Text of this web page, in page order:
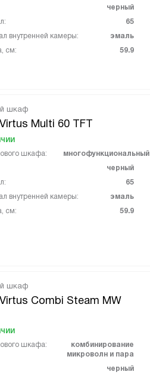
черный
65
внутренней камеры:
эмаль
см:
59.9
шкаф
Multi 60 TFT
шкафа:
многофункциональный
черный
65
внутренней камеры:
эмаль
см:
59.9
шкаф
Combi Steam MW
шкафа:
комбинирование
микроволн и пара
черный